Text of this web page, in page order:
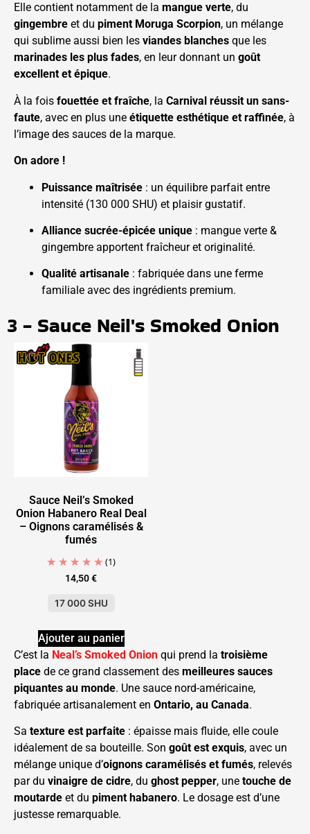
Elle contient notamment de la mangue verte, du
gingembre et du piment Moruga Scorpion, un mélange
qui sublime aussi bien les viandes blanches que les
marinades les plus fades, en leur donnant un goût
excellent et épique.
À la fois fouettée et fraîche, la Carnival réussit un sans-
faute, avec en plus une étiquette esthétique et raffinée, à
l’image des sauces de la marque.
On adore !
Puissance maîtrisée : un équilibre parfait entre
intensité (130 000 SHU) et plaisir gustatif.
Alliance sucrée-épicée unique : mangue verte &
gingembre apportent fraîcheur et originalité.
Qualité artisanale : fabriquée dans une ferme
familiale avec des ingrédients premium.
3 - Sauce Neil's Smoked Onion
Sauce Neil’s Smoked
Onion Habanero Real Deal
– Oignons caramélisés &
fumés
(1)
14,50€
17 000 SHU
Ajouter au panier
C’est la Neal’s Smoked Onion qui prend la troisième
place de ce grand classement des meilleures sauces
piquantes au monde. Une sauce nord-américaine,
fabriquée artisanalement en Ontario, au Canada.
Sa texture est parfaite : épaisse mais fluide, elle coule
idéalement de sa bouteille. Son goût est exquis, avec un
mélange unique d’oignons caramélisés et fumés, relevés
par du vinaigre de cidre, du ghost pepper, une touche de
moutarde et du piment habanero. Le dosage est d’une
justesse remarquable.